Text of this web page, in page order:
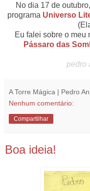
No dia 17 de
programa Universo
Eu falei sobre o meu
Pássaro das
pedro
A Torre Mágica | Pedro
Nenhum comentário:
Compartilhar
Boa ideia!